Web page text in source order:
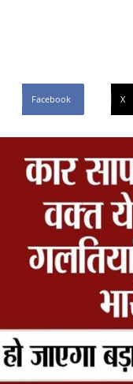
Facebook X